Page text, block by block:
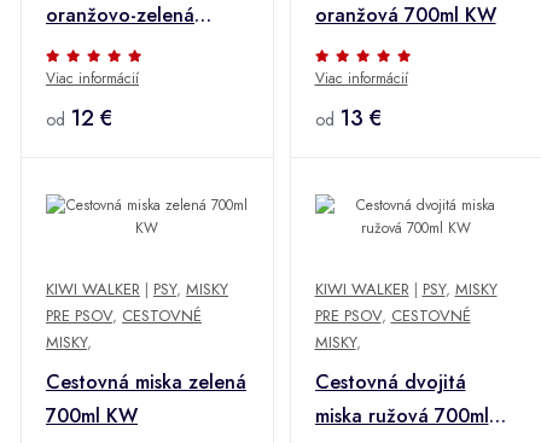
oranžovo-zelená
750+500ml KW
Viac informácií
od 12 €
oranžová 700ml KW
Viac informácií
od 13 €
KIWI WALKER | PSY, MISKY
PRE PSOV, CESTOVNÉ
MISKY,
Cestovná miska zelená
700ml KW
KIWI WALKER| PSY, MISKY
PRE PSOV, CESTOVNÉ
MISKY,
Cestovná dvojitá
miska ružová 700ml